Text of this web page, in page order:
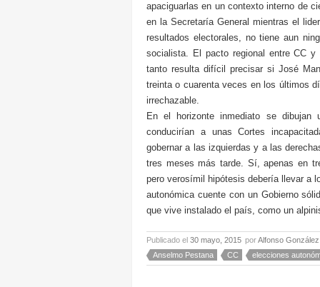
apaciguarlas en un contexto interno de
en la Secretaría General mientras el
resultados electorales, no tiene aun
socialista. El pacto regional entre CC
tanto resulta difícil precisar si José
treinta o cuarenta veces en los últimos
irrechazable.
En el horizonte inmediato se dibujan
conducirían a unas Cortes
gobernar a las izquierdas y a las
tres meses más tarde. Sí, apenas en
pero verosímil hipótesis debería llevar a
autonómica cuente con un Gobierno
que vive instalado el país, como un
Publicado el 30 mayo, 2015 porAlfonso
Anselmo Pestana
CC elecciones